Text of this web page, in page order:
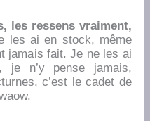
les ressens vraiment,
les ai en stock, même
jamais fait. Je ne les ai
je n’y pense jamais,
c’est le cadet de